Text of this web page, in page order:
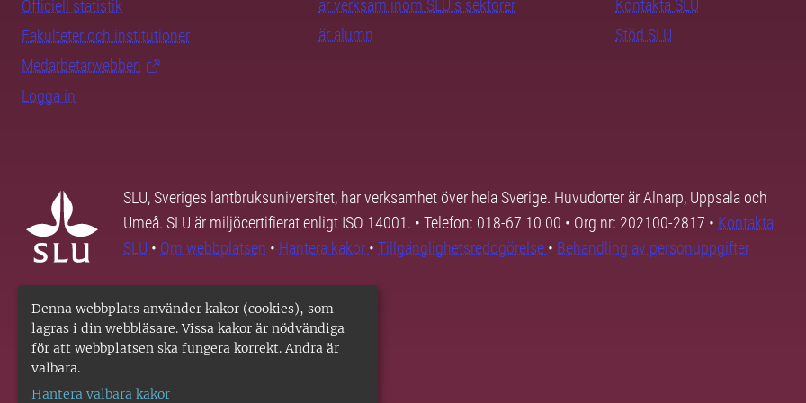
Denna webbplats använder kakor (cookies), som
lagras i din webbläsare. Vissa kakor är nödvändiga
för att webbplatsen ska fungera korrekt. Andra är
valbara.
Hantera valbara kakor
Officiell statistik
Fakulteter och institutioner
Medarbetarwebben
Logga in
är verksam inom SLU:s sektorer
är alumn
Kontakta SLU
Stöd SLU
SLU, Sveriges lantbruksuniversitet, har verksamhet över hela Sverige. Huvudorter är Alnarp, Uppsala och
Umeå. SLU är miljöcertifierat enligt ISO 14001. • Telefon: 018-67 10 00 • Org nr: 202100-2817 • Kontakta
SLU • Om webbplatsen • Hantera kakor • Tillgänglighetsredogörelse • Behandling av personuppgifter